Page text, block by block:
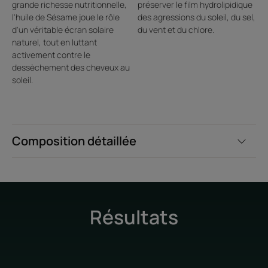
de la kératine, constituant essentiel des cheveux, apporté par le produit
capillaire SOLAIRE.
Composition détaillée
grande richesse nutritionnelle,
l'huile de Sésame joue le rôle
d'un véritable écran solaire
naturel, tout en luttant
activement contre le
dessèchement des cheveux au
soleil.
préserver le film hydrolipidique
des agressions du soleil, du sel,
du vent et du chlore.
Résultats